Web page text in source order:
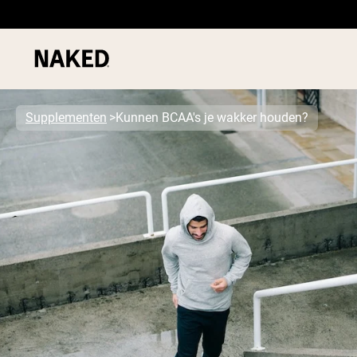
Populaire Zoektermen
”Protein Powder“
”Overnight Oats“
”Vegan protein“
”Collagen“
”Micellar Casein“
PROTEIN
Supplementen Kunnen BCAA's je wakker houden?